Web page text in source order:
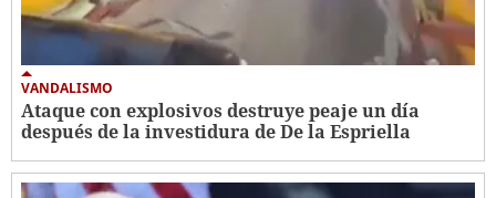
VANDALISMO
Ataque con explosivos destruye peaje un día
después de la investidura de De la Espriella